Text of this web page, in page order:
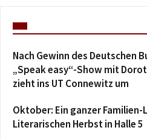
Nach Gewinn des Deutschen
„Speak easy“-Show mit
zieht ins UT Connewitz um
Oktober: Ein ganzer Familien-
Literarischen Herbst in Halle 5